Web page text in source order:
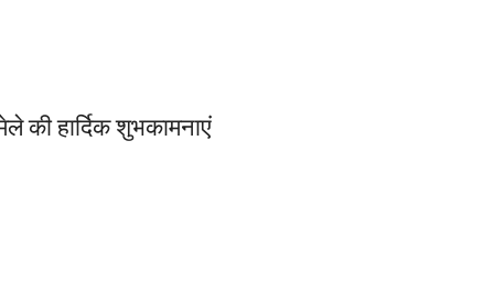
की हार्दिक शुभकामनाएं